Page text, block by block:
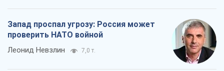
Запад проспал угрозу: Россия может
проверить НАТО войной
Леонид Невзлин 7,0 т.